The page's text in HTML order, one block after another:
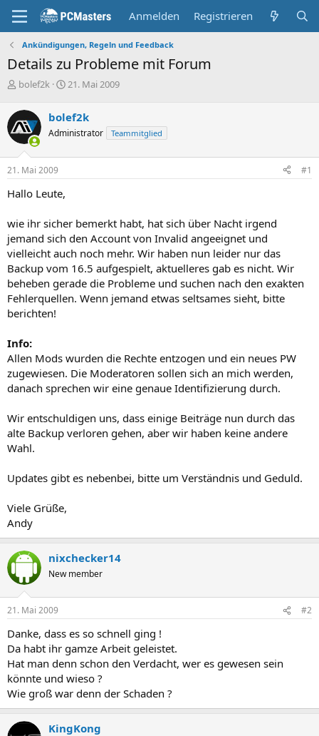
Anmelden Registrieren
Ankündigungen, Regeln und Feedback
Details zu Probleme mit Forum
E
s
t
e
l
l
e
bolef2k
E
t
e
l
21. Mai 2009
bolef2k
Administrator Teammitglied
21. Mai 2009 #1
Hallo Leute,
wie ihr sicher bemerkt habt, hat sich über Nacht irgend
jemand sich den Account von Invalid angeeignet und
vielleicht auch noch mehr. Wir haben nun leider nur das
Backup vom 16.5 aufgespielt, aktuelleres gab es nicht. Wir
beheben gerade die Probleme und suchen nach den exakten
Fehlerquellen. Wenn jemand etwas seltsames sieht, bitte
berichten!
Info:
Allen Mods wurden die Rechte entzogen und ein neues PW
zugewiesen. Die Moderatoren sollen sich an mich werden,
danach sprechen wir eine genaue Identifizierung durch.
Wir entschuldigen uns, dass einige Beiträge nun durch das
alte Backup verloren gehen, aber wir haben keine andere
Wahl.
Updates gibt es nebenbei, bitte um Verständnis und Geduld.
Viele Grüße,
Andy
nixchecker14
New member
21. Mai 2009 #2
Danke, dass es so schnell ging !
Da habt ihr gamze Arbeit geleistet.
Hat man denn schon den Verdacht, wer es gewesen sein
könnte und wieso ?
Wie groß war denn der Schaden ?
KingKong